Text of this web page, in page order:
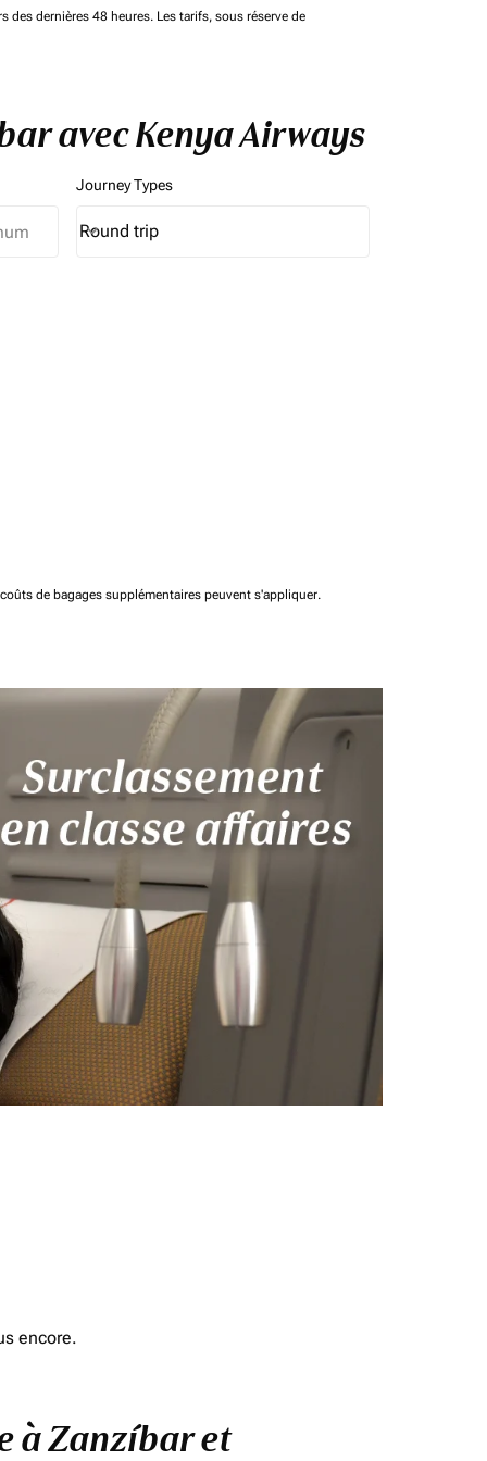
dernières 48 heures. Les tarifs, sous réserve de
avec Kenya Airways
Journey Types
Journey Types option Round trip Selected
Round trip
keyboard_arrow_down
de bagages supplémentaires peuvent s'appliquer.
encore.
à Zanzíbar et